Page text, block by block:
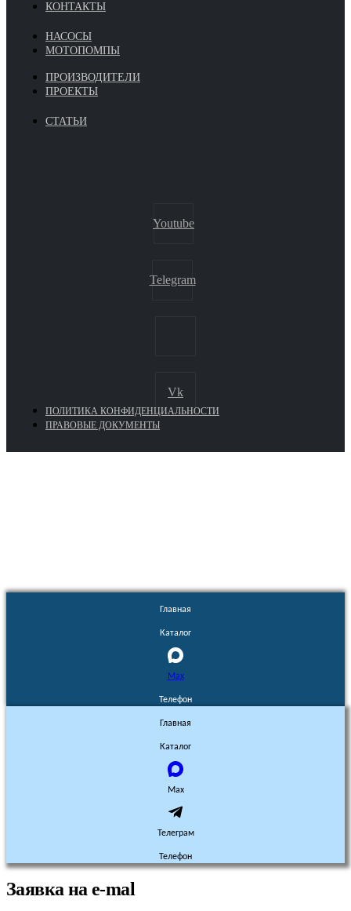
КОНТАКТЫ
НАСОСЫ
МОТОПОМПЫ
ПРОИЗВОДИТЕЛИ
ПРОЕКТЫ
СТАТЬИ
Youtube
Telegram
Vk
ПОЛИТИКА КОНФИДЕНЦИАЛЬНОСТИ
ПРАВОВЫЕ ДОКУМЕНТЫ
Главная
Каталог
Max
Телефон
Главная
Каталог
Max
Телеграм
Телефон
Заявка на e-mal